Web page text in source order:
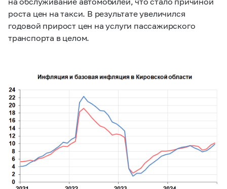
роста цен на такси. В результате увеличился
годовой прирост цен на услуги пассажирского
транспорта в целом.